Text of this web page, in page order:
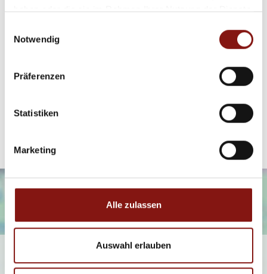
haben oder die sie im Rahmen Ihrer Nutzung der Dienste
Notwendig
Präferenzen
Statistiken
Marketing
Alle zulassen
Auswahl erlauben
Ansprechpartner
Telefon: 00498517569370
info@hatz-team.de
Ich bin damit einverstanden, dass mir Karten von Google
angezeigt werden. Es gelten die